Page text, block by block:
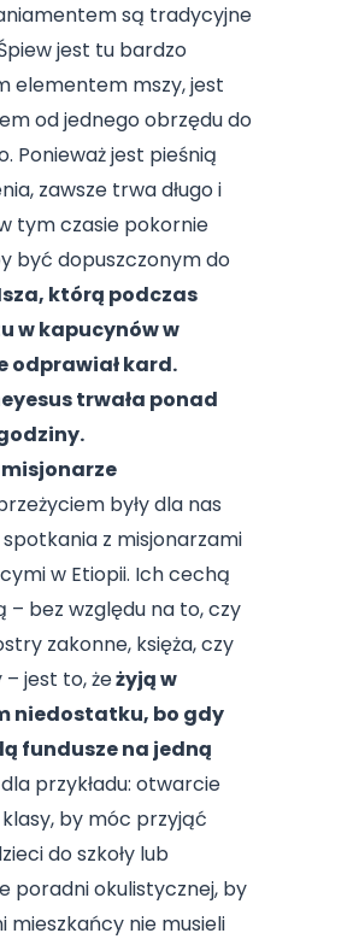
są tradycyjne
jest tu bardzo
elementem mszy, jest
od jednego obrzędu do
Ponieważ jest pieśnią
zawsze trwa długo i
tym czasie pokornie
być dopuszczonym do
którą podczas
w kapucynów w
odprawiał kard.
trwała ponad
były dla nas
z misjonarzami
w Etiopii. Ich cechą
– bez względu na to, czy
zakonne, księża, czy
jest to, żeżyją w
niedostatku, bo gdy
fundusze na jedną
przykładu: otwarcie
by móc przyjąć
do szkoły lub
poradni okulistycznej, by
mieszkańcy nie musieli